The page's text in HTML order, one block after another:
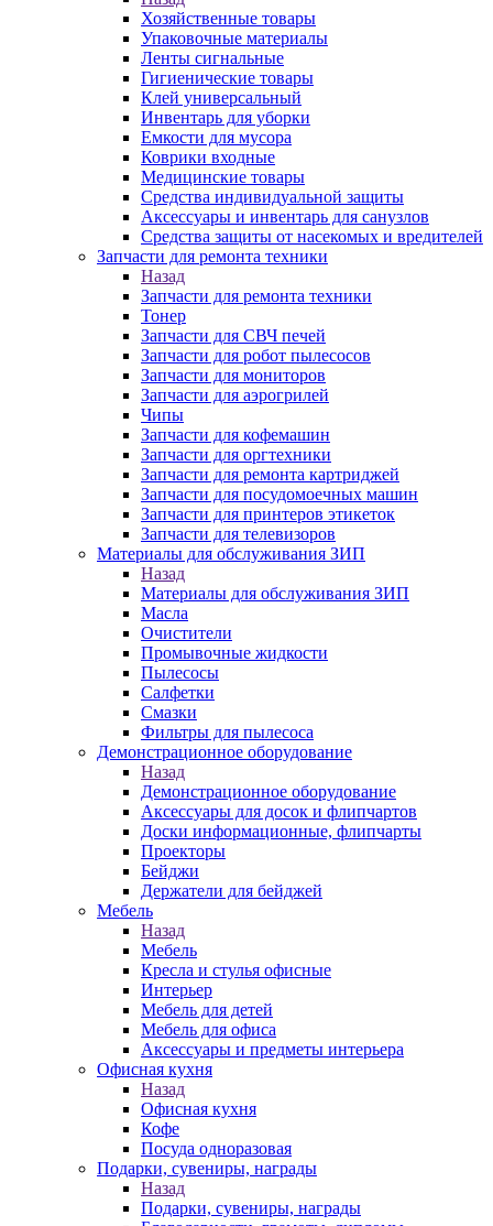
Хозяйственные товары
Упаковочные материалы
Ленты сигнальные
Гигиенические товары
Клей универсальный
Инвентарь для уборки
Емкости для мусора
Коврики входные
Медицинские товары
Средства индивидуальной защиты
Аксессуары и инвентарь для санузлов
Средства защиты от насекомых и вредителей
Запчасти для ремонта техники
Назад
Запчасти для ремонта техники
Тонер
Запчасти для СВЧ печей
Запчасти для робот пылесосов
Запчасти для мониторов
Запчасти для аэрогрилей
Чипы
Запчасти для кофемашин
Запчасти для оргтехники
Запчасти для ремонта картриджей
Запчасти для посудомоечных машин
Запчасти для принтеров этикеток
Запчасти для телевизоров
Материалы для обслуживания ЗИП
Назад
Материалы для обслуживания ЗИП
Масла
Очистители
Промывочные жидкости
Пылесосы
Салфетки
Смазки
Фильтры для пылесоса
Демонстрационное оборудование
Назад
Демонстрационное оборудование
Аксессуары для досок и флипчартов
Доски информационные, флипчарты
Проекторы
Бейджи
Держатели для бейджей
Мебель
Назад
Мебель
Кресла и стулья офисные
Интерьер
Мебель для детей
Мебель для офиса
Аксессуары и предметы интерьера
Офисная кухня
Назад
Офисная кухня
Кофе
Посуда одноразовая
Подарки, сувениры, награды
Назад
Подарки, сувениры, награды